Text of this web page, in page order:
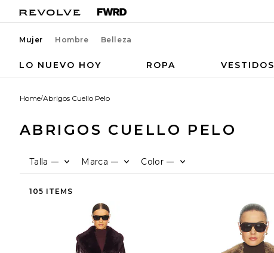
Mujer Hombre Belleza
LO NUEVO HOY ROPA VESTIDOS
Home/Abrigos Cuello Pelo
ABRIGOS CUELLO PELO
Talla — Marca — Color —
105 ITEMS